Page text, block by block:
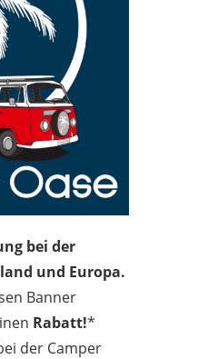
Auto mieten in Ägypten –
bei der
und Europa.
Banner
Rabatt!*
der Camper